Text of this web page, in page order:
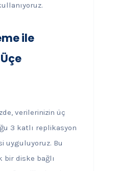
ile
verilerinizin üç
3 katlı replikasyon
uyguluyoruz. Bu
bir diske bağlı